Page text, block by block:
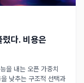
다. 비용은
내는 오픈 가중치
낮추는 구조적 선택과